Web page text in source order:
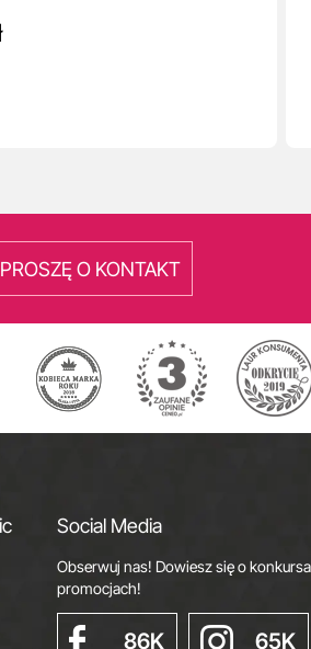
PROSZĘ O KONTAKT
Social Media
Obserwuj nas! Dowiesz się o
promocjach!
86K 65K